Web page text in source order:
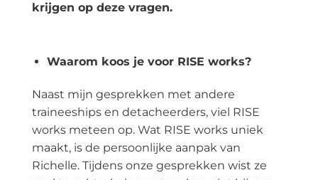
krijgen op deze vragen.
Waarom koos je voor RISE works?
Naast mijn gesprekken met andere
traineeships en detacheerders, viel RISE
works meteen op. Wat RISE works uniek
maakt, is de persoonlijke aanpak van
Richelle. Tijdens onze gesprekken wist ze